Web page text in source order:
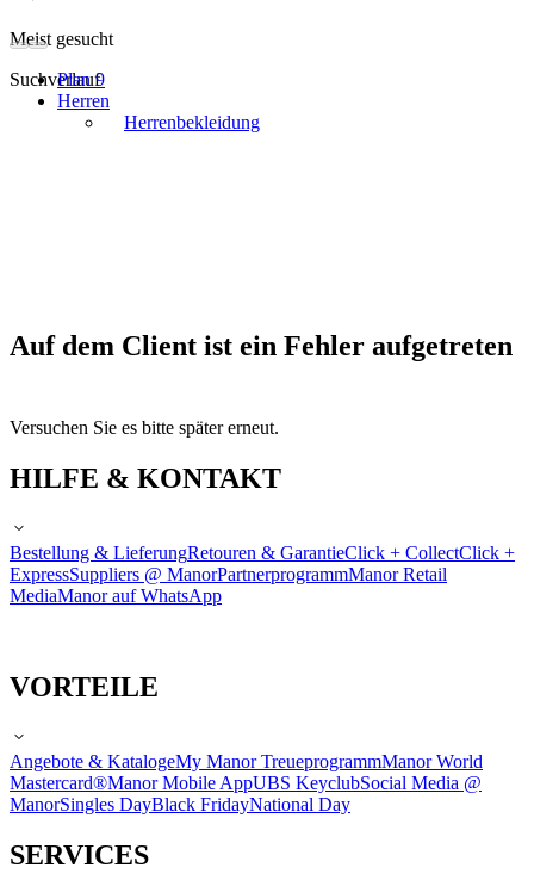
Meist gesucht
Suchverlauf
Plan 9
Herren
Herrenbekleidung
Auf dem Client ist ein Fehler aufgetreten
Versuchen Sie es bitte später erneut.
HILFE & KONTAKT
Bestellung & LieferungRetouren & GarantieClick + CollectClick +
ExpressSuppliers @ ManorPartnerprogrammManor Retail
MediaManor auf WhatsApp
VORTEILE
Angebote & KatalogeMy Manor TreueprogrammManor World
Mastercard®Manor Mobile AppUBS KeyclubSocial Media @
ManorSingles DayBlack FridayNational Day
SERVICES